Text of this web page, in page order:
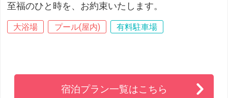
至福のひと時を、お約束いたします。
大浴場 プール(屋内) 有料駐車場
宿泊プラン一覧はこちら